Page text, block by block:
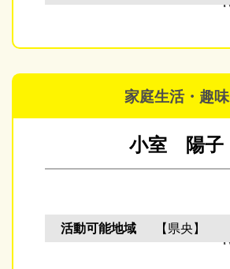
家庭生活・趣味
小室 陽子
活動可能地域 【県央】